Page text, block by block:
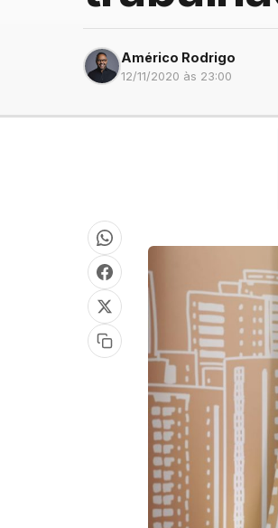
Américo Rodrigo
12/11/2020 às 23:00